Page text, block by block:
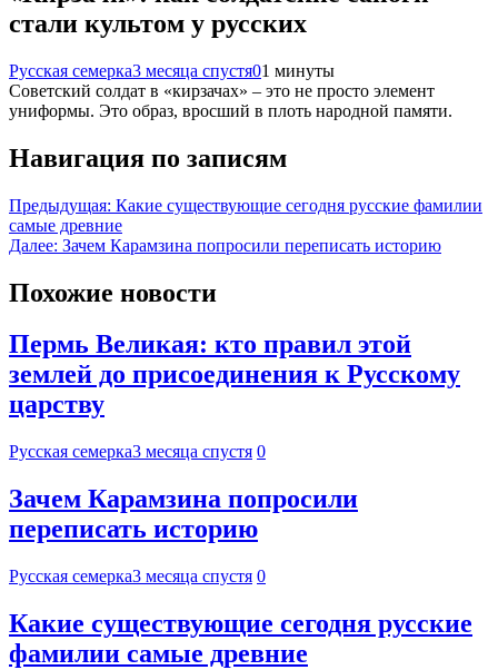
стали культом у русских
Русская семерка3 месяца спустя01 минуты
Советский солдат в «кирзачах» – это не просто элемент
униформы. Это образ, вросший в плоть народной памяти.
Навигация по записям
Предыдущая: Какие существующие сегодня русские фамилии
самые древние
Далее: Зачем Карамзина попросили переписать историю
Похожие новости
Пермь Великая: кто правил этой
землей до присоединения к Русскому
царству
Русская семерка3 месяца спустя 0
Зачем Карамзина попросили
переписать историю
Русская семерка3 месяца спустя 0
Какие существующие сегодня русские
фамилии самые древние